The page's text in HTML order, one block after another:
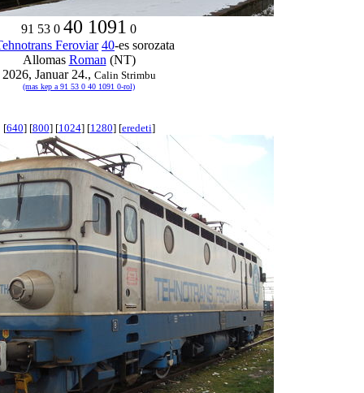
91 53 0 40 1091 0
Feroviar 40-es sorozata
Allomas Roman (NT)
2026, Januar 24., Calin Strimbu
(mas kep a 91 53 0 40 1091 0-rol)
[640] [800] [1024] [1280] [eredeti]